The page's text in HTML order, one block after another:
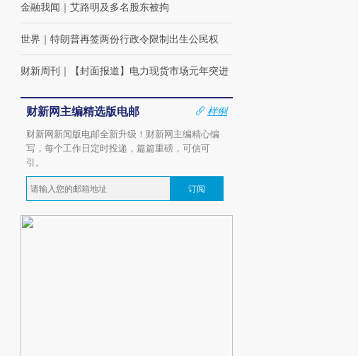
金融我闻 ｜ 艾路明及多名股东被拘
世界 ｜ 特朗普再签两份行政令限制出生公民权
财新周刊 ｜ 【封面报道】电力现货市场元年突进
财新网主编精选版电邮
样例
财新网新闻版电邮全新升级！财新网主编精心编
写，每个工作日定时投递，篇篇重磅，可信可
引。
订阅